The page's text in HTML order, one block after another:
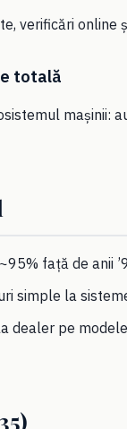
verificări online
totală
mașinii:
față de anii
simple la
dealer pe